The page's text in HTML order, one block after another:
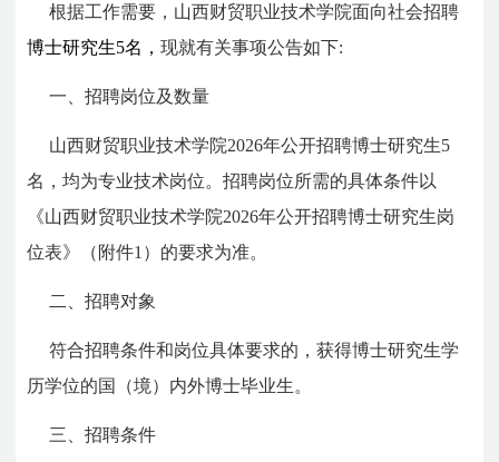
根据工作需要，山西财贸职业技术学院面向社会招聘
博士研究生5名，现就有关事项公告如下:
一、招聘岗位及数量
山西财贸职业技术学院2026年公开招聘博士研究生5
名，均为专业技术岗位。招聘岗位所需的具体条件以
《山西财贸职业技术学院2026年公开招聘博士研究生岗
位表》（附件1）的要求为准。
二、招聘对象
符合招聘条件和岗位具体要求的，获得博士研究生学
历学位的国（境）内外博士毕业生。
三、招聘条件